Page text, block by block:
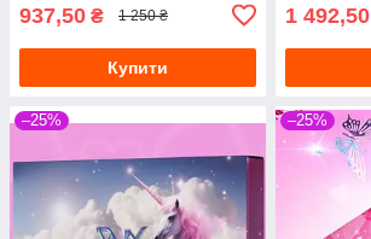
937,50 ₴ 1 250 ₴
Купити
1 492,50
–25% –25%